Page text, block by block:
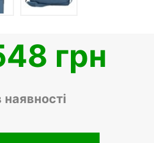
грн
наявності